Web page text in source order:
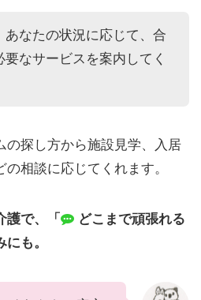
あなたの状況に応じて、合
要なサービスを案内してく
の探し方から施設見学、入居
相談に応じてくれます。
護で、「
どこまで頑張れる
も。